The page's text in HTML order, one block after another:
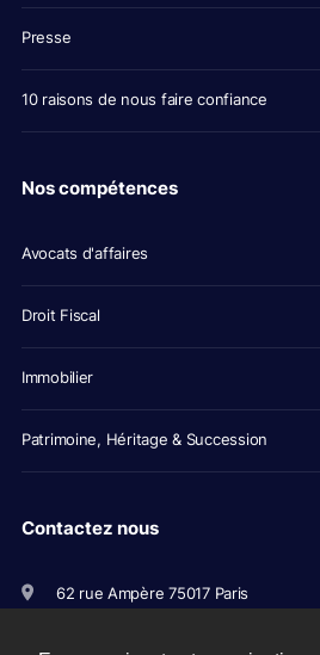
Presse
10 raisons de nous faire confiance
Nos compétences
Avocats d'affaires
Droit Fiscal
Immobilier
Patrimoine, Héritage & Succession
Contactez nous
62 rue Ampère 75017 Paris